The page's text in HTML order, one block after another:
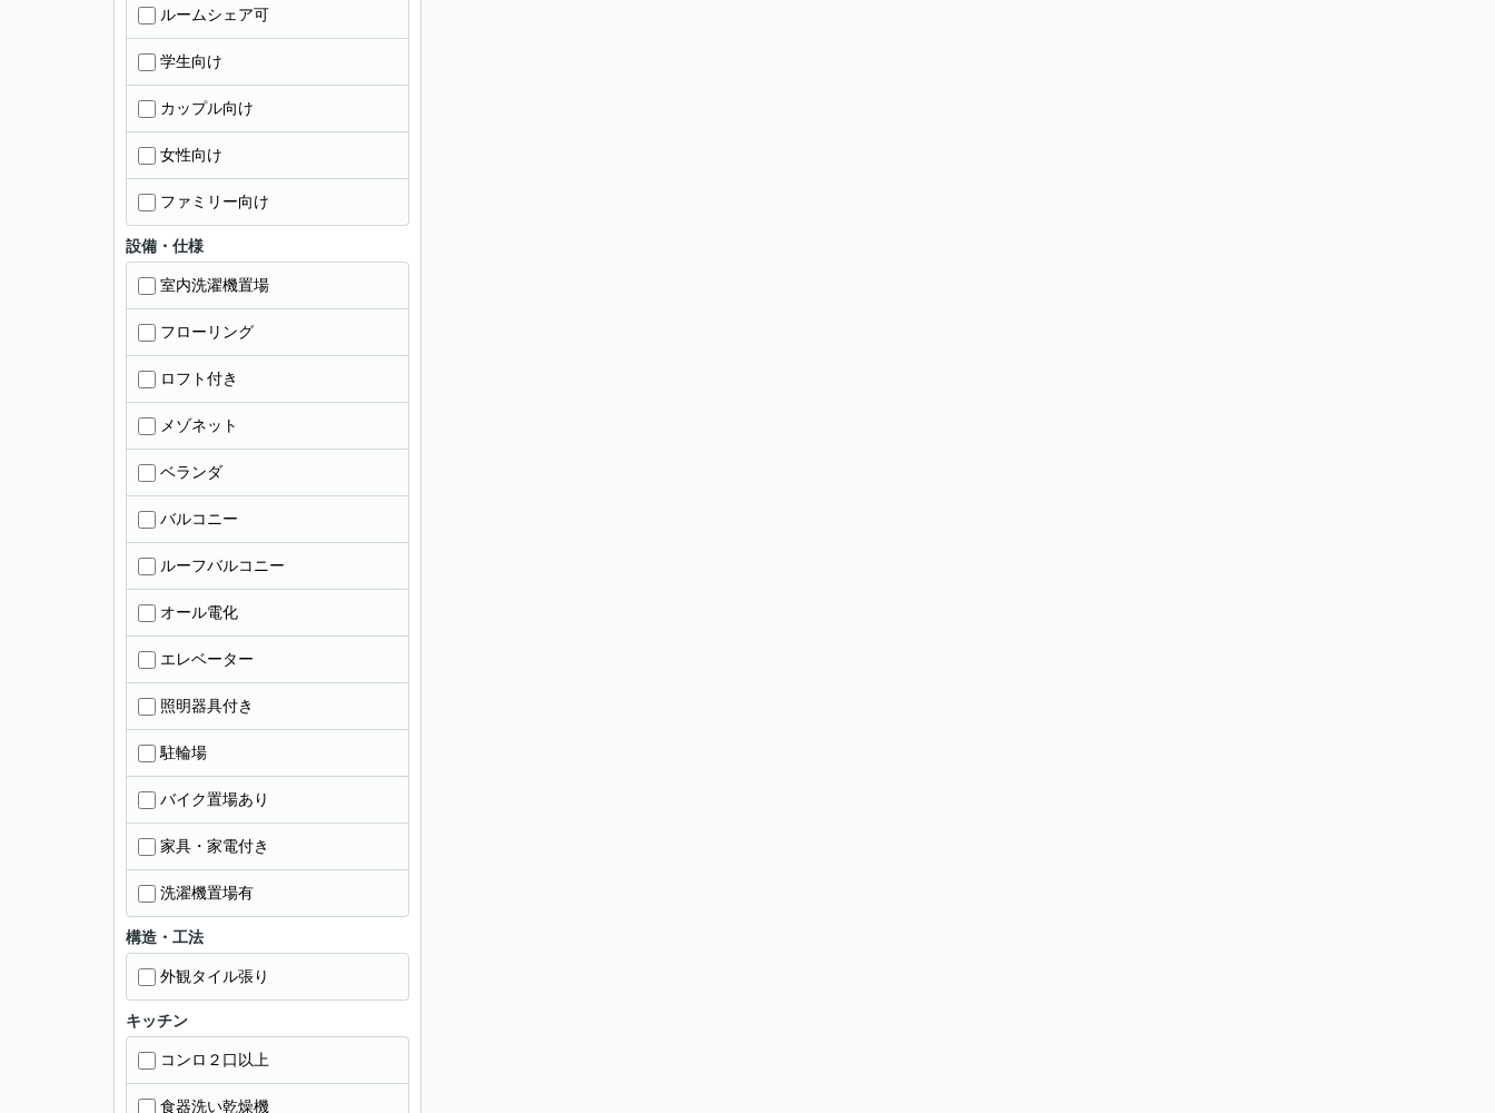
ルームシェア可
学生向け
カップル向け
女性向け
ファミリー向け
設備・仕様
室内洗濯機置場
フローリング
ロフト付き
メゾネット
ベランダ
バルコニー
ルーフバルコニー
オール電化
エレベーター
照明器具付き
駐輪場
バイク置場あり
家具・家電付き
洗濯機置場有
構造・工法
外観タイル張り
キッチン
コンロ２口以上
食器洗い乾燥機